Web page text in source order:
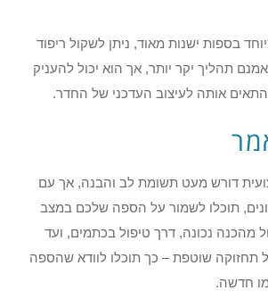
בספות ישנות מאוד, ניתן לשקול ריפוד
תהליך יקר יותר, אך הוא יכול להעניק
אותה לעיצוב העדכני של החדר.
דורש מעט תשומת לב והבנה, אך עם
תוכלו לשמור על הספה שלכם במצב
מהכנה נכונה, דרך טיפול בכתמים, ועד
תחזוקה שוטפת – כך תוכלו לוודא שהספה
חדשה.